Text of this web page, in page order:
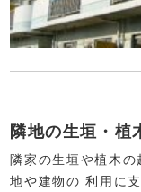
隣地の生垣・植
隣家の生垣や植木
地や建物の 利用に